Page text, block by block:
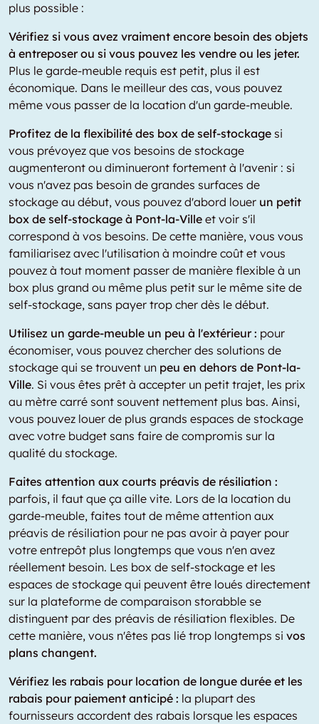
plus possible :
Vérifiez si vous avez vraiment encore besoin des objets
à entreposer ou si vous pouvez les vendre ou les jeter.
Plus le garde-meuble requis est petit, plus il est
économique. Dans le meilleur des cas, vous pouvez
même vous passer de la location d'un garde-meuble.
Profitez de la flexibilité des box de self-stockage si
vous prévoyez que vos besoins de stockage
augmenteront ou diminueront fortement à l'avenir : si
vous n'avez pas besoin de grandes surfaces de
stockage au début, vous pouvez d'abord louer un petit
box de self-stockage à Pont-la-Ville et voir s'il
correspond à vos besoins. De cette manière, vous vous
familiarisez avec l'utilisation à moindre coût et vous
pouvez à tout moment passer de manière flexible à un
box plus grand ou même plus petit sur le même site de
self-stockage, sans payer trop cher dès le début.
Utilisez un garde-meuble un peu à l'extérieur : pour
économiser, vous pouvez chercher des solutions de
stockage qui se trouvent un peu en dehors de Pont-la-
Ville. Si vous êtes prêt à accepter un petit trajet, les prix
au mètre carré sont souvent nettement plus bas. Ainsi,
vous pouvez louer de plus grands espaces de stockage
avec votre budget sans faire de compromis sur la
qualité du stockage.
Faites attention aux courts préavis de résiliation :
parfois, il faut que ça aille vite. Lors de la location du
garde-meuble, faites tout de même attention aux
préavis de résiliation pour ne pas avoir à payer pour
votre entrepôt plus longtemps que vous n'en avez
réellement besoin. Les box de self-stockage et les
espaces de stockage qui peuvent être loués directement
sur la plateforme de comparaison storabble se
distinguent par des préavis de résiliation flexibles. De
cette manière, vous n'êtes pas lié trop longtemps si vos
plans changent.
Vérifiez les rabais pour location de longue durée et les
rabais pour paiement anticipé : la plupart des
fournisseurs accordent des rabais lorsque les espaces